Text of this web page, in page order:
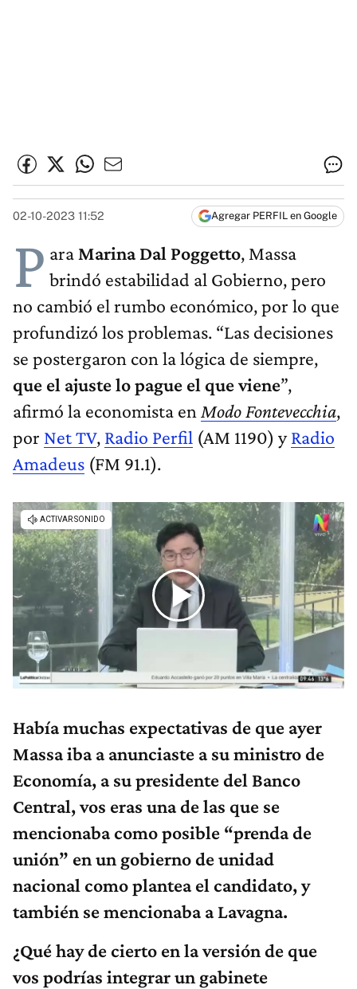
02-10-2023 11:52 Agregar PERFIL en Google
P ara Marina Dal Poggetto, Massa
brindó estabilidad al Gobierno, pero
no cambió el rumbo económico, por lo que
profundizó los problemas. “Las decisiones
se postergaron con la lógica de siempre,
que el ajuste lo pague el que viene”,
afirmó la economista en Modo Fontevecchia,
por Net TV, Radio Perfil (AM 1190) yRadio
Amadeus (FM 91.1).
Había muchas expectativas de que ayer
Massa iba a anunciaste a su ministro de
Economía, a su presidente del Banco
Central, vos eras una de las que se
mencionaba como posible “prenda de
unión” en un gobierno de unidad
nacional como plantea el candidato, y
también se mencionaba a Lavagna.
¿Qué hay de cierto en la versión de que
vos podrías integrar un gabinete